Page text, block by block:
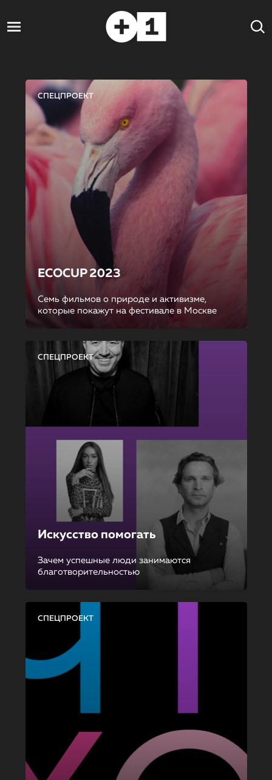
СПЕЦПРОЕКТ
ECOCUP 2023
Семь фильмов о природе и активизме,
которые покажут на фестивале в Москве
СПЕЦПРОЕКТ
Искусство помогать
Зачем успешные люди занимаются
благотворительностью
СПЕЦПРОЕКТ